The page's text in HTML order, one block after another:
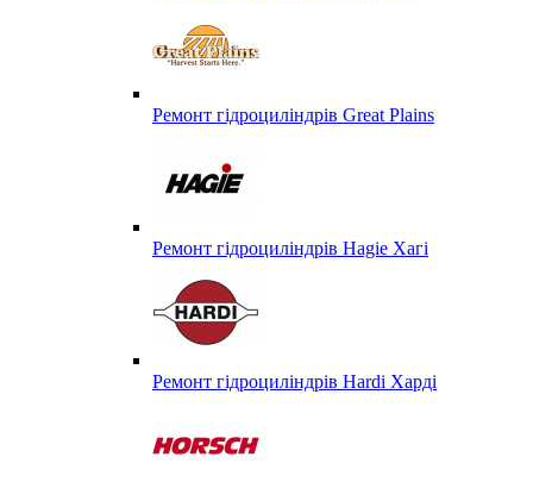
Ремонт гідроциліндрів Great Plains
Ремонт гідроциліндрів Hagie Хагі
Ремонт гідроциліндрів Hardi Харді